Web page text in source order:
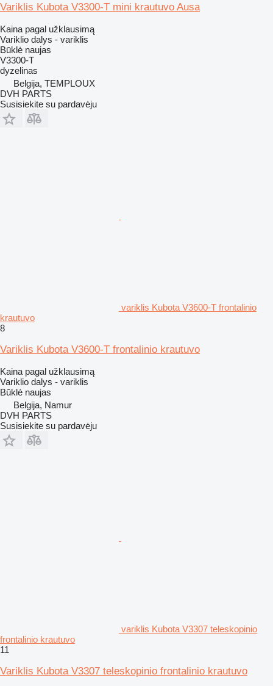
Variklis Kubota V3300-T mini krautuvo Ausa
Kaina pagal užklausimą
Variklio dalys - variklis
Būklė naujas
V3300-T
dyzelinas
Belgija, TEMPLOUX
DVH PARTS
Susisiekite su pardavėju
variklis Kubota V3600-T frontalinio
krautuvo
8
Variklis Kubota V3600-T frontalinio krautuvo
Kaina pagal užklausimą
Variklio dalys - variklis
Būklė naujas
Belgija, Namur
DVH PARTS
Susisiekite su pardavėju
variklis Kubota V3307 teleskopinio
frontalinio krautuvo
11
Variklis Kubota V3307 teleskopinio frontalinio krautuvo